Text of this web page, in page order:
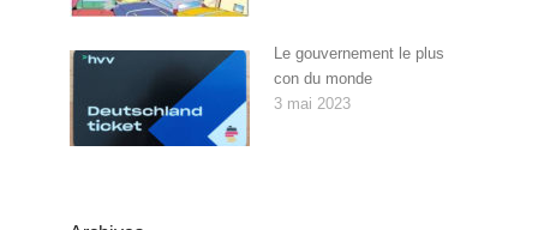
Le gouvernement le plus
con du monde
3 mai 2023